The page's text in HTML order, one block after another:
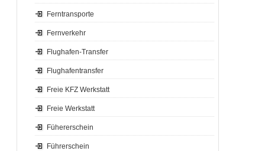
Ferntransporte
Fernverkehr
Flughafen-Transfer
Flughafentransfer
Freie KFZ Werkstatt
Freie Werkstatt
Fühererschein
Führerschein